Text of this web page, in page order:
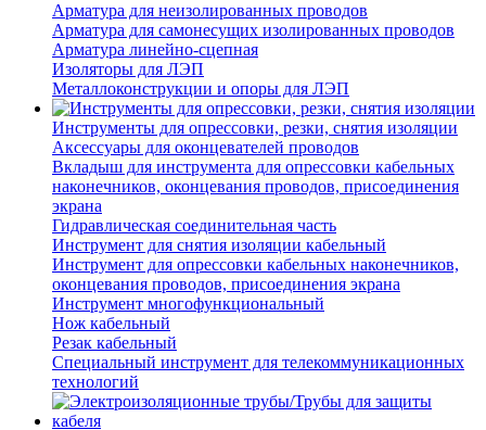
Арматура для неизолированных проводов
Арматура для самонесущих изолированных проводов
Арматура линейно-сцепная
Изоляторы для ЛЭП
Металлоконструкции и опоры для ЛЭП
Инструменты для опрессовки, резки, снятия изоляции
Аксессуары для оконцевателей проводов
Вкладыш для инструмента для опрессовки кабельных
наконечников, оконцевания проводов, присоединения
экрана
Гидравлическая соединительная часть
Инструмент для снятия изоляции кабельный
Инструмент для опрессовки кабельных наконечников,
оконцевания проводов, присоединения экрана
Инструмент многофункциональный
Нож кабельный
Резак кабельный
Специальный инструмент для телекоммуникационных
технологий